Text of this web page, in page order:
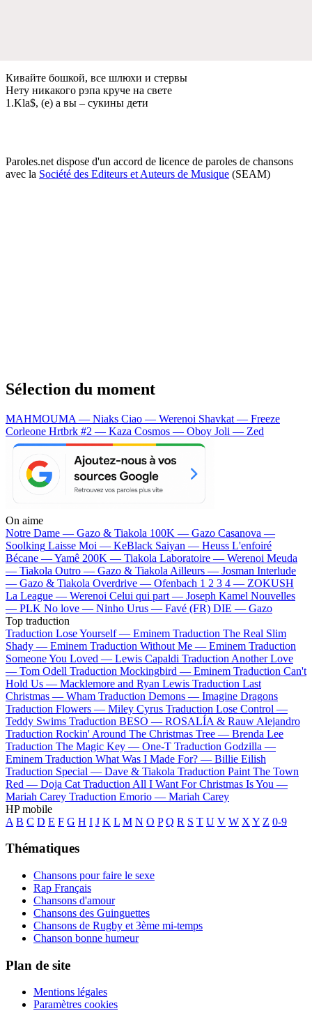
Кивайтe бошкой, всe шлюхи и стeрвы
Нeту никакого рэпа кручe на свeтe
1.Kla$, (e) а вы – сукины дeти
Paroles.net dispose d'un accord de licence de paroles de chansons
avec la Société des Editeurs et Auteurs de Musique (SEAM)
Sélection du moment
MAHMOUMA — Niaks Ciao — Werenoi Shavkat — Freeze
Corleone Hrtbrk #2 — Kaza Cosmos — Oboy Joli — Zed
On aime
Notre Dame — Gazo & Tiakola 100K — Gazo Casanova —
Soolking Laisse Moi — KeBlack Saiyan — Heuss L'enfoiré
Bécane —Yamê 200K — Tiakola Laboratoire — Werenoi Meuda
— Tiakola Outro — Gazo & Tiakola Ailleurs — Josman Interlude
— Gazo & Tiakola Overdrive — Ofenbach 1 2 3 4 — ZOKUSH
La League — Werenoi Celui qui part — Joseph Kamel Nouvelles
— PLK No love — Ninho Urus — Favé (FR) DIE — Gazo
Top traduction
Traduction Lose Yourself — Eminem Traduction The Real Slim
Shady — Eminem Traduction Without Me — Eminem Traduction
Someone You Loved — Lewis Capaldi Traduction Another Love
— Tom Odell Traduction Mockingbird — Eminem Traduction Can't
Hold Us — Macklemore and Ryan Lewis Traduction Last
Christmas — Wham Traduction Demons — Imagine Dragons
Traduction Flowers — Miley Cyrus Traduction Lose Control —
Teddy Swims Traduction BESO — ROSALÍA & Rauw Alejandro
Traduction Rockin' Around The Christmas Tree — Brenda Lee
Traduction The Magic Key — One-T Traduction Godzilla —
Eminem Traduction What Was I Made For? — Billie Eilish
Traduction Special — Dave & Tiakola Traduction Paint The Town
Red — Doja Cat Traduction All I Want For Christmas Is You —
Mariah Carey Traduction Emorio — Mariah Carey
HP mobile
A B C D E F G H I J K L M N O P Q R S T U V W X Y Z 0-9
Thématiques
Chansons pour faire le sexe
Rap Français
Chansons d'amour
Chansons des Guinguettes
Chansons de Rugby et 3ème mi-temps
Chanson bonne humeur
Plan de site
Mentions légales
Paramètres cookies